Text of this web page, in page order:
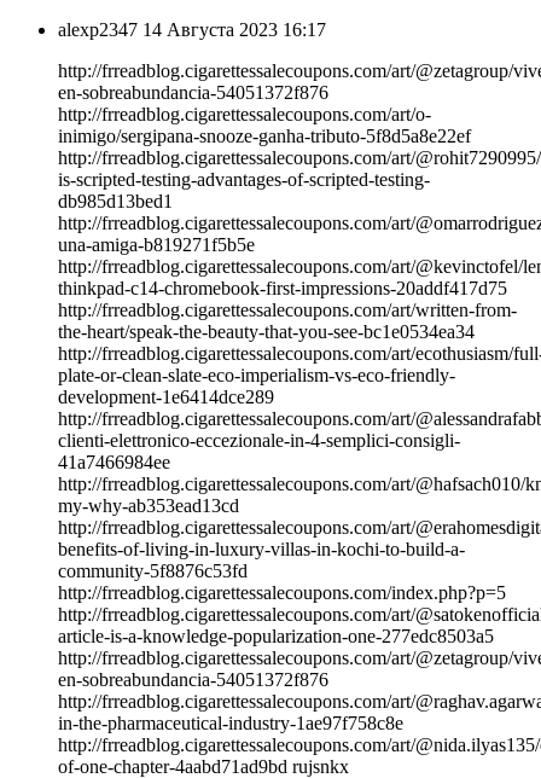
alexp2347 14 Августа 2023 16:17
http://frreadblog.cigarettessalecoupons.com/art/@zetagroup/
en-sobreabundancia-54051372f876
http://frreadblog.cigarettessalecoupons.com/art/o-
inimigo/sergipana-snooze-ganha-tributo-5f8d5a8e22ef
http://frreadblog.cigarettessalecoupons.com/art/
is-scripted-testing-advantages-of-scripted-testing-
db985d13bed1
http://frreadblog.cigarettessalecoupons.com/art/
una-amiga-b819271f5b5e
http://frreadblog.cigarettessalecoupons.com/art/@kevinctofel/
thinkpad-c14-chromebook-first-impressions-20addf417d75
http://frreadblog.cigarettessalecoupons.com/art/written-from-
the-heart/speak-the-beauty-that-you-see-bc1e0534ea34
http://frreadblog.cigarettessalecoupons.com/art/ecothusiasm/
plate-or-clean-slate-eco-imperialism-vs-eco-friendly-
development-1e6414dce289
http://frreadblog.cigarettessalecoupons.com/art/
clienti-elettronico-eccezionale-in-4-semplici-consigli-
41a7466984ee
http://frreadblog.cigarettessalecoupons.com/art/@hafsach010/
my-why-ab353ead13cd
http://frreadblog.cigarettessalecoupons.com/art/
benefits-of-living-in-luxury-villas-in-kochi-to-build-a-
community-5f8876c53fd
http://frreadblog.cigarettessalecoupons.com/index.php?p=5
http://frreadblog.cigarettessalecoupons.com/art/
article-is-a-knowledge-popularization-one-277edc8503a5
http://frreadblog.cigarettessalecoupons.com/art/@zetagroup/
en-sobreabundancia-54051372f876
http://frreadblog.cigarettessalecoupons.com/art/
in-the-pharmaceutical-industry-1ae97f758c8e
http://frreadblog.cigarettessalecoupons.com/art/
of-one-chapter-4aabd71ad9bd rujsnkx